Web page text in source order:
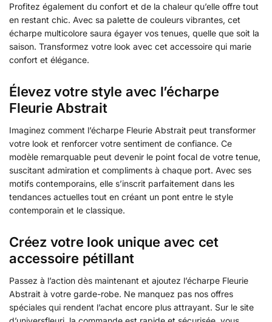
Profitez également du confort et de la chaleur qu’elle offre tout
en restant chic. Avec sa palette de couleurs vibrantes, cet
écharpe multicolore saura égayer vos tenues, quelle que soit la
saison. Transformez votre look avec cet accessoire qui marie
confort et élégance.
Élevez votre style avec l’écharpe
Fleurie Abstrait
Imaginez comment l’écharpe Fleurie Abstrait peut transformer
votre look et renforcer votre sentiment de confiance. Ce
modèle remarquable peut devenir le point focal de votre tenue,
suscitant admiration et compliments à chaque port. Avec ses
motifs contemporains, elle s’inscrit parfaitement dans les
tendances actuelles tout en créant un pont entre le style
contemporain et le classique.
Créez votre look unique avec cet
accessoire pétillant
Passez à l’action dès maintenant et ajoutez l’écharpe Fleurie
Abstrait à votre garde-robe. Ne manquez pas nos offres
spéciales qui rendent l’achat encore plus attrayant. Sur le site